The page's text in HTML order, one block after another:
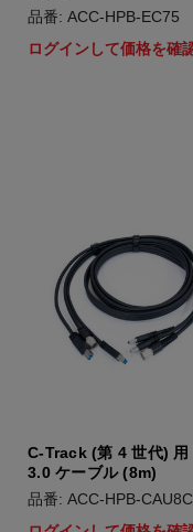
品番: ACC-HPB-EC75
ログインして価格を確
C-Track (第 4 世代) 用
3.0 ケーブル (8m)
品番: ACC-HPB-